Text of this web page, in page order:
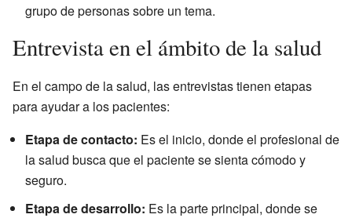
grupo de personas sobre un tema.
Entrevista en el ámbito de la salud
En el campo de la salud, las entrevistas tienen etapas
para ayudar a los pacientes:
Etapa de contacto: Es el inicio, donde el profesional de
la salud busca que el paciente se sienta cómodo y
seguro.
Etapa de desarrollo: Es la parte principal, donde se